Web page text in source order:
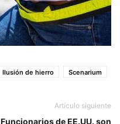
Ilusión de hierro Scenarium
Artículo siguiente
Funcionarios de EE.UU. son